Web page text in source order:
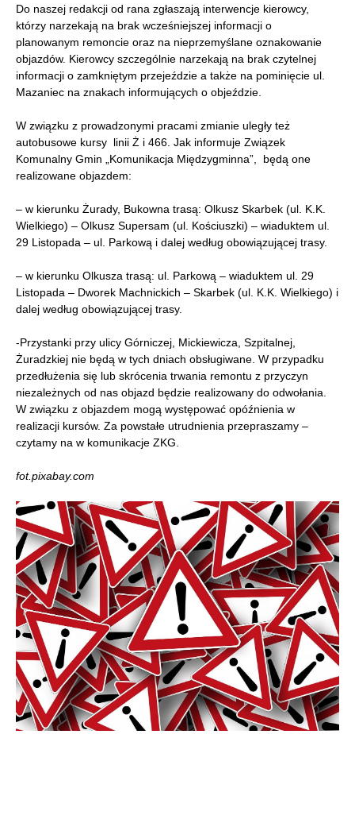
Do naszej redakcji od rana zgłaszają interwencje kierowcy,
którzy narzekają na brak wcześniejszej informacji o
planowanym remoncie oraz na nieprzemyślane oznakowanie
objazdów. Kierowcy szczególnie narzekają na brak czytelnej
informacji o zamkniętym przejeździe a także na pominięcie ul.
Mazaniec na znakach informujących o objeździe.
W związku z prowadzonymi pracami zmianie uległy też
autobusowe kursy linii Ż i 466. Jak informuje Związek
Komunalny Gmin „Komunikacja Międzygminna”, będą one
realizowane objazdem:
– w kierunku Żurady, Bukowna trasą: Olkusz Skarbek (ul. K.K.
Wielkiego) – Olkusz Supersam (ul. Kościuszki) – wiaduktem ul.
29 Listopada – ul. Parkową i dalej według obowiązującej trasy.
– w kierunku Olkusza trasą: ul. Parkową – wiaduktem ul. 29
Listopada – Dworek Machnickich – Skarbek (ul. K.K. Wielkiego) i
dalej według obowiązującej trasy.
-Przystanki przy ulicy Górniczej, Mickiewicza, Szpitalnej,
Żuradzkiej nie będą w tych dniach obsługiwane. W przypadku
przedłużenia się lub skrócenia trwania remontu z przyczyn
niezależnych od nas objazd będzie realizowany do odwołania.
W związku z objazdem mogą występować opóźnienia w
realizacji kursów. Za powstałe utrudnienia przepraszamy –
czytamy na w komunikacje ZKG.
fot.pixabay.com